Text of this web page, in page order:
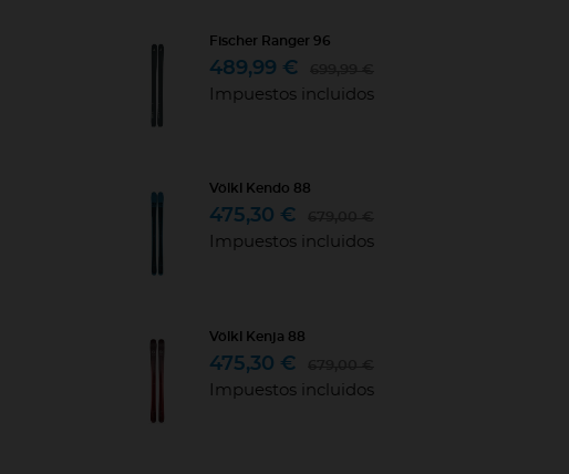
Fischer Ranger 96
489,99 €
Impuestos incluidos
Völkl Kendo 88
475,30 €
Impuestos incluidos
Völkl Kenja 88
475,30 €
Impuestos incluidos